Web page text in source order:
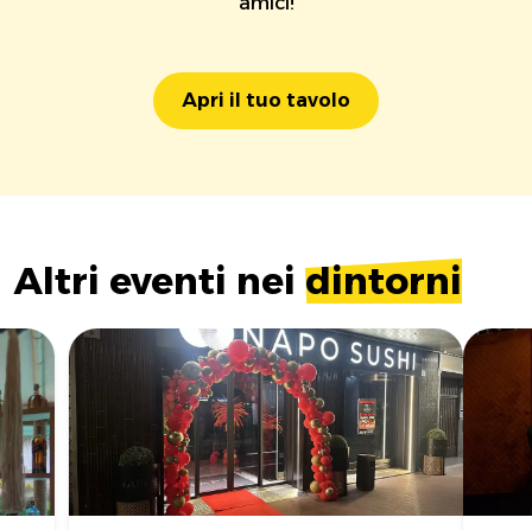
Apri il tuo tavolo
Altri eventi nei dintorni